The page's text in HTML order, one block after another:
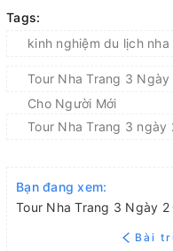
Tags:
kinh nghiệm du lịch
Tour Nha Trang 3
Cho Người Mới
Tour Nha Trang 3 ngày
Bạn đang xem:
Bài